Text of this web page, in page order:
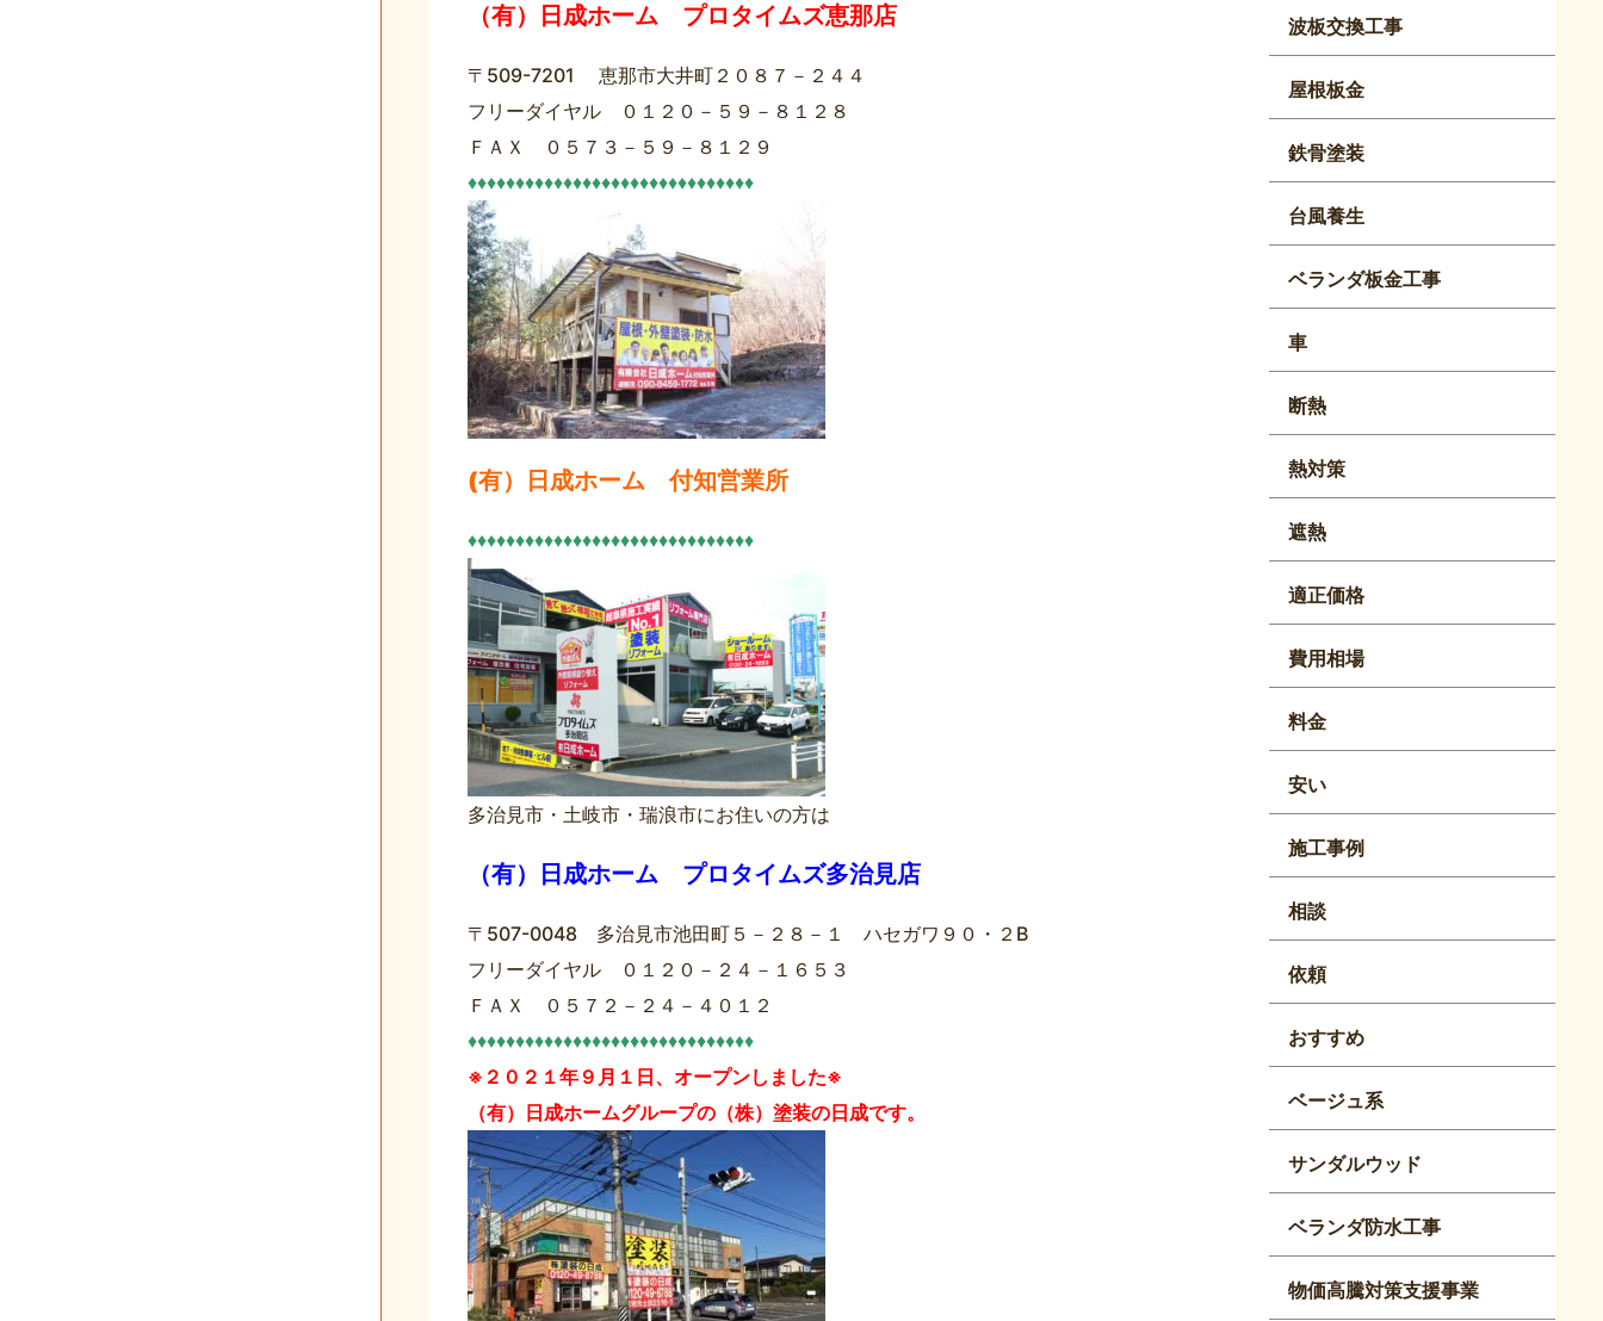
（有）日成ホーム プロタイムズ恵那店
〒509-7201 恵那市大井町２０８７－２４４
フリーダイヤル ０１２０－５９－８１２８
ＦＡＸ ０５７３－５９－８１２９
♦♦♦♦♦♦♦♦♦♦♦♦♦♦♦♦♦♦♦♦♦♦♦♦♦♦♦♦♦♦
(有）日成ホーム 付知営業所
♦♦♦♦♦♦♦♦♦♦♦♦♦♦♦♦♦♦♦♦♦♦♦♦♦♦♦♦♦♦
多治見市・土岐市・瑞浪市にお住いの方は
（有）日成ホーム プロタイムズ多治見店
〒507-0048 多治見市池田町５－２８－１ ハセガワ９０・２B
フリーダイヤル ０１２０－２４－１６５３
ＦＡＸ ０５７２－２４－４０１２
♦♦♦♦♦♦♦♦♦♦♦♦♦♦♦♦♦♦♦♦♦♦♦♦♦♦♦♦♦♦
※２０２１年９月１日、オープンしました※
（有）日成ホームグループの（株）塗装の日成です。
波板交換工事
屋根板金
鉄骨塗装
台風養生
ベランダ板金工事
車
断熱
熱対策
遮熱
適正価格
費用相場
料金
安い
施工事例
相談
依頼
おすすめ
ベージュ系
サンダルウッド
ベランダ防水工事
物価高騰対策支援事業